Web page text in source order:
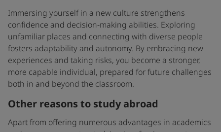
Immersing yourself in a new culture strengthens
confidence and decision-making abilities. Exploring
unfamiliar places and connecting with diverse people
fosters adaptability and autonomy. By embracing new
experiences and taking risks, you become a stronger,
more capable individual, prepared for future challenges
both in and beyond the classroom.
Other reasons to study abroad
Apart from offering numerous advantages in academics